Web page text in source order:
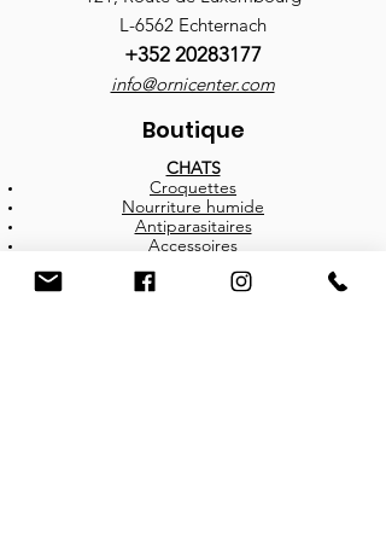
L-6562 Echternach
+352 20283177
info@ornicenter.com
Boutique
CHATS
Croquettes
Nourriture humide
Antiparasitaires
Accessoires
Croquettes